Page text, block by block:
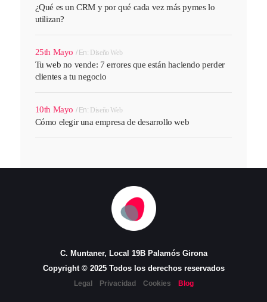
¿Qué es un CRM y por qué cada vez más pymes lo
utilizan?
25th Mayo En: Diseño Web
Tu web no vende: 7 errores que están haciendo perder
clientes a tu negocio
10th Mayo En: Diseño Web
Cómo elegir una empresa de desarrollo web
C. Muntaner, Local 19B Palamós Girona
Copyright © 2025 Todos los derechos reservados
Legal Privacidad Cookies Blog